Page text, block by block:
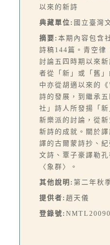
以來的新詩
典藏單位: 國立臺灣
摘要: 本期內容包含
詩稿144篇。青空律
討論五四時期以來
者從「新」或「舊
中亦從胡適以來的
詩的發展，到繼承
社」詩人所發揚「
新樂派的討論，從
新詩的成就。關於
譯的古爾蒙詩抄、
文詩、覃子豪譯勒
〈象群〉。
其他說明: 第二年秋
提供者: 趙天儀
登錄號: